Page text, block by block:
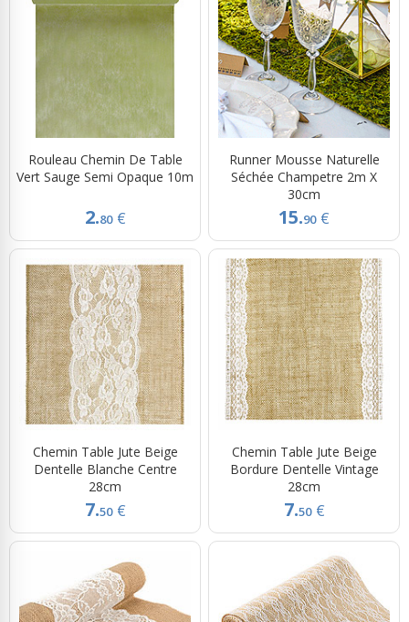
Rouleau Chemin De Table
Vert Sauge Semi Opaque 10m
2.80 €
Runner Mousse Naturelle
Séchée Champetre 2m X
30cm
15.90 €
Chemin Table Jute Beige
Dentelle Blanche Centre
28cm
7.50 €
Chemin Table Jute Beige
Bordure Dentelle Vintage
28cm
7.50 €